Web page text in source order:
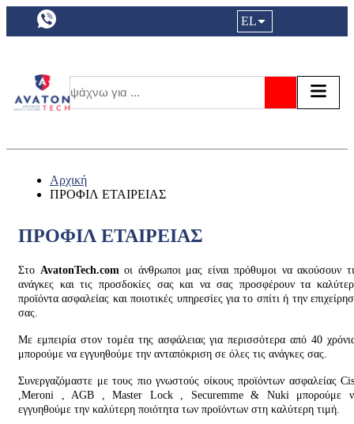
a11y.languageSelection:
EL
Αρχική
ΠΡΟΦΙΛ ΕΤΑΙΡΕΙΑΣ
ΠΡΟΦΙΛ ΕΤΑΙΡΕΙΑΣ
Στο AvatonTech.com οι άνθρωποι μας είναι πρόθυμοι να ακούσουν
ανάγκες και τις προσδοκίες σας και να σας προσφέρουν τα
προϊόντα ασφαλείας και ποιοτικές υπηρεσίες για το σπίτι ή την
σας.
Με εμπειρία στον τομέα της ασφάλειας για περισσότερα από 40
μπορούμε να εγγυηθούμε την ανταπόκριση σε όλες τις ανάγκες σας.
Συνεργαζόμαστε με τους πιο γνωστούς οίκους προϊόντων ασφαλείας
,Meroni , AGB , Master Lock , Securemme & Nuki μπορούμε
εγγυηθούμε την καλύτερη ποιότητα των προϊόντων στη καλύτερη τιμή.